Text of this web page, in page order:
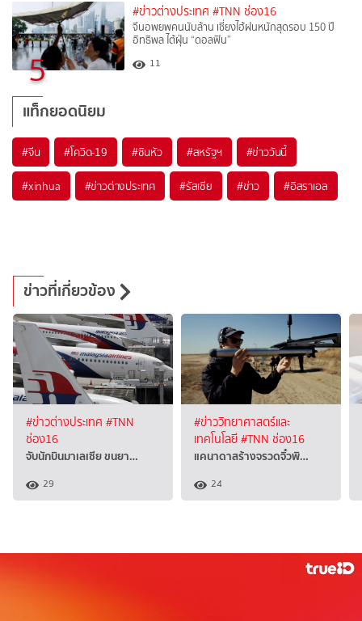
5
#ข่าวต่างประเทศ #TNN ช่อง16
จีนอพยพคนนับล้าน เซี่ยงไฮ้ฝนหนักสุดรอบ 150 ปี
อิทธิพล ไต้ฝุ่น “ดอลฟิน”
11
แท็กยอดนิยม
#จีน #โควิด-19 #ซินหัว #สหรัฐฯ #ข่าววันนี้
#xinhua #ข่าวต่างประเทศ #รัสเซีย #ข่าว #อิสราเอล
ข่าวที่เกี่ยวข้อง
#ข่าวต่างประเทศ #TNN
ช่อง16
จับนักบินมาเลเซีย ขนยา…
29
#ข่าววิทยาศาสตร์และ
เทคโนโลยี#TNN ช่อง16
แคนาดาสร้างจรวดจิ๋วพิ…
24